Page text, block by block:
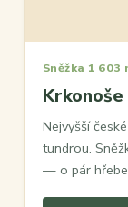
Sněžka 1 603
Krkonoše
Nejvyšší
tundrou.
— o pár